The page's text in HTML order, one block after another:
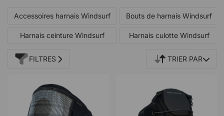
Accessoires harnais Windsurf Bouts de harnais Windsurf
Harnais ceinture Windsurf Harnais culotte Windsurf
FILTRES TRIER PAR